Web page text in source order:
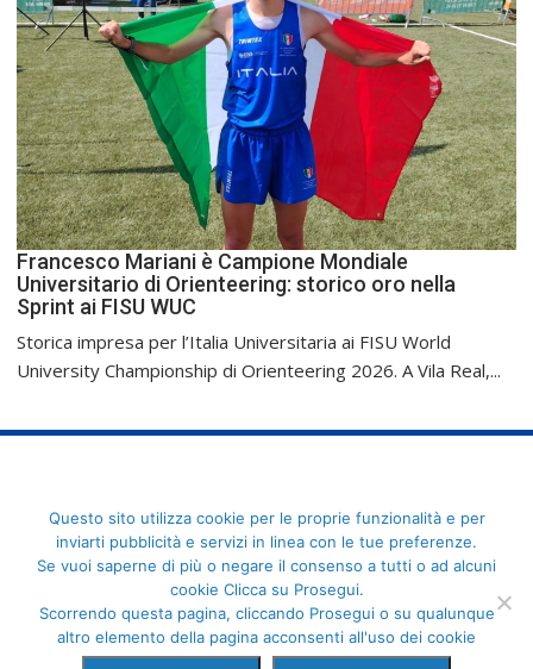
Francesco Mariani è Campione Mondiale
Universitario di Orienteering: storico oro nella
Sprint ai FISU WUC
Storica impresa per l’Italia Universitaria ai FISU World
University Championship di Orienteering 2026. A Vila Real,...
FederCUSI: Federazione Italiana dello Sport Universitario - Via
Angelo Brofferio, 7 - 00195 Roma - C.F. 80109270589
Questo sito utilizza cookie per le proprie funzionalità e per
inviarti pubblicità e servizi in linea con le tue preferenze.
Se vuoi saperne di più o negare il consenso a tutti o ad alcuni
cookie Clicca su Prosegui.
Scorrendo questa pagina, cliccando Prosegui o su qualunque
altro elemento della pagina acconsenti all'uso dei cookie